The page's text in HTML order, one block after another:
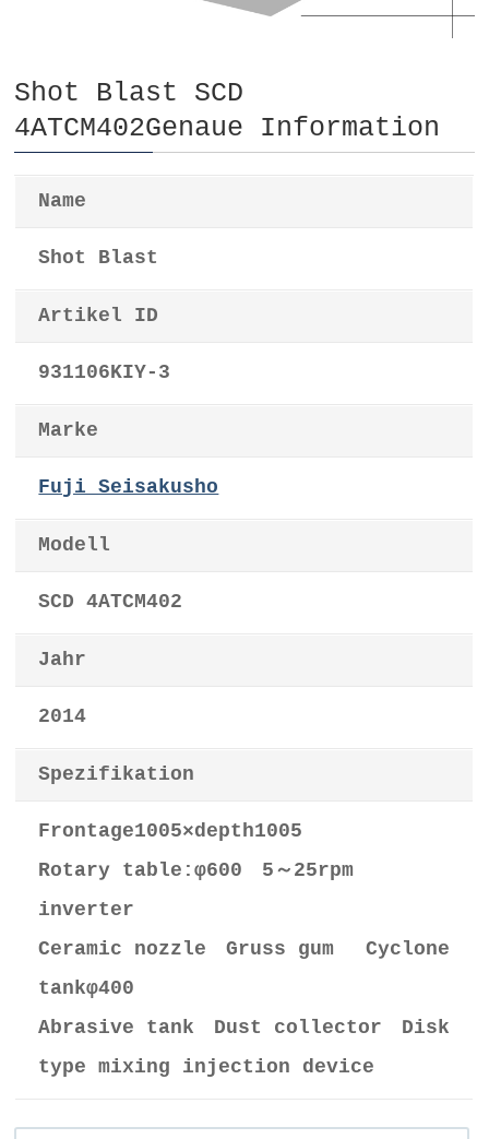
Shot Blast SCD
4ATCM402Genaue Information
Name
Shot Blast
Artikel ID
931106KIY-3
Marke
Fuji Seisakusho
Modell
SCD 4ATCM402
Jahr
2014
Spezifikation
Frontage1005×depth1005
Rotary table:φ600 5～25rpm
inverter
Ceramic nozzle Gruss gum Cyclone
tankφ400
Abrasive tank Dust collector Disk
type mixing injection device